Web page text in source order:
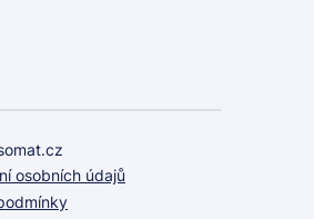
osobních údajů